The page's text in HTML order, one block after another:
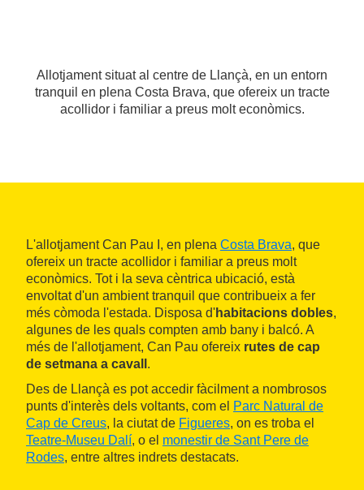
Allotjament situat al centre de Llançà, en un entorn
tranquil en plena Costa Brava, que ofereix un tracte
acollidor i familiar a preus molt econòmics.
L'allotjament Can Pau I, en plena Costa Brava, que
ofereix un tracte acollidor i familiar a preus molt
econòmics. Tot i la seva cèntrica ubicació, està
envoltat d'un ambient tranquil que contribueix a fer
més còmoda l'estada. Disposa d'habitacions dobles,
algunes de les quals compten amb bany i balcó. A
més de l'allotjament, Can Pau ofereix rutes de cap
de setmana a cavall .
Des de Llançà es pot accedir fàcilment a nombrosos
punts d'interès dels voltants, com el Parc Natural de
Cap de Creus, la ciutat de Figueres, on es troba el
Teatre-Museu Dalí, o el monestir de Sant Pere de
Rodes, entre altres indrets destacats.